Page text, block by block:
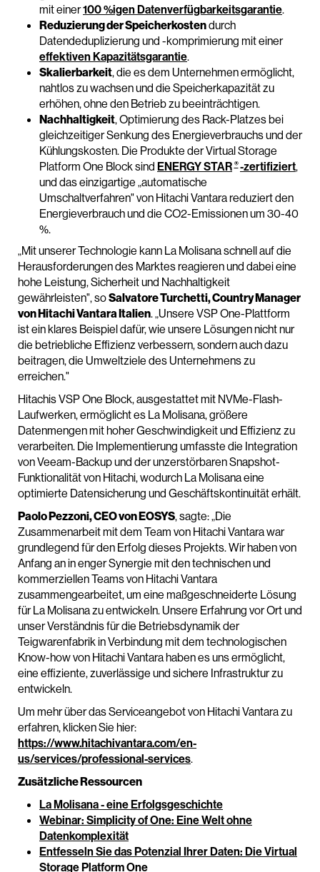
mit einer100 %igen Datenverfügbarkeitsgarantie.
Reduzierung der Speicherkostendurch
Datendeduplizierung und -komprimierung mit einer
effektiven Kapazitätsgarantie.
Skalierbarkeit, die es dem Unternehmen ermöglicht,
nahtlos zu wachsen und die Speicherkapazität zu
erhöhen, ohne den Betrieb zu beeinträchtigen.
Nachhaltigkeit, Optimierung des Rack-Platzes bei
gleichzeitiger Senkung des Energieverbrauchs und der
Kühlungskosten. Die Produkte der Virtual Storage
Platform One Block sind ENERGY STAR ®-zertifiziert,
und das einzigartige „automatische
Umschaltverfahren" von Hitachi Vantara reduziert den
Energieverbrauch und die CO2-Emissionen um 30-40
%.
„Mit unserer Technologie kann La Molisana schnell auf die
Herausforderungen des Marktes reagieren und dabei eine
hohe Leistung, Sicherheit und Nachhaltigkeit
gewährleisten", soSalvatore Turchetti, Country Manager
von Hitachi Vantara Italien. „Unsere VSP One-Plattform
ist ein klares Beispiel dafür, wie unsere Lösungen nicht nur
die betriebliche Effizienz verbessern, sondern auch dazu
beitragen, die Umweltziele des Unternehmens zu
erreichen."
Hitachis VSP One Block, ausgestattet mit NVMe-Flash-
Laufwerken, ermöglicht es La Molisana, größere
Datenmengen mit hoher Geschwindigkeit und Effizienz zu
verarbeiten. Die Implementierung umfasste die Integration
von Veeam-Backup und der unzerstörbaren Snapshot-
Funktionalität von Hitachi, wodurch La Molisana eine
optimierte Datensicherung und Geschäftskontinuität erhält.
Paolo Pezzoni, CEO von EOSYS, sagte: „Die
Zusammenarbeit mit dem Team von Hitachi Vantara war
grundlegend für den Erfolg dieses Projekts. Wir haben von
Anfang an in enger Synergie mit den technischen und
kommerziellen Teams von Hitachi Vantara
zusammengearbeitet, um eine maßgeschneiderte Lösung
für La Molisana zu entwickeln. Unsere Erfahrung vor Ort und
unser Verständnis für die Betriebsdynamik der
Teigwarenfabrik in Verbindung mit dem technologischen
Know-how von Hitachi Vantara haben es uns ermöglicht,
eine effiziente, zuverlässige und sichere Infrastruktur zu
entwickeln.
Um mehr über das Serviceangebot von Hitachi Vantara zu
erfahren, klicken Sie hier:
https://www.hitachivantara.com/en-
us/services/professional-services.
Zusätzliche Ressourcen
La Molisana - eine Erfolgsgeschichte
Webinar: Simplicity of One: Eine Welt ohne
Datenkomplexität
Entfesseln Sie das Potenzial Ihrer Daten: Die Virtual
Storage Platform One